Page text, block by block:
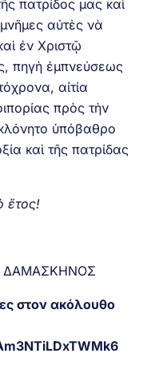
πατρίδος μας καὶ
αὐτὲς νὰ
ἐν Χριστῷ
πηγὴ ἐμπνεύσεως
αἰτία
πρὸς τὴν
ὑπόβαθρο
καὶ τῆς πατρίδας
ἔτος!
ΔΑΜΑΣΚΗΝΟΣ
στον ακόλουθο